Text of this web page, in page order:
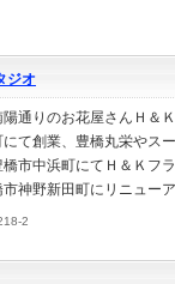
ジオ
通りのお花屋さんＨ＆Ｋ
て創業、豊橋丸栄やス
市中浜町にてＨ＆Ｋフ
神野新田町にリニュー
2